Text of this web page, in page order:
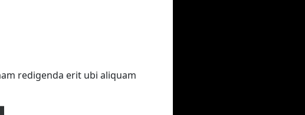
redigenda erit ubi aliquam